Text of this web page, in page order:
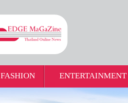
FASHION ENTERTAINMENT